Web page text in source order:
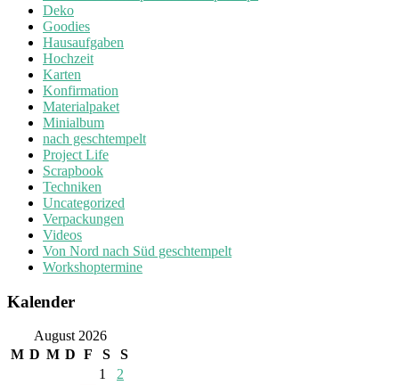
Deko
Goodies
Hausaufgaben
Hochzeit
Karten
Konfirmation
Materialpaket
Minialbum
nach geschtempelt
Project Life
Scrapbook
Techniken
Uncategorized
Verpackungen
Videos
Von Nord nach Süd geschtempelt
Workshoptermine
Kalender
August 2026
M D M D F S
S
1
2